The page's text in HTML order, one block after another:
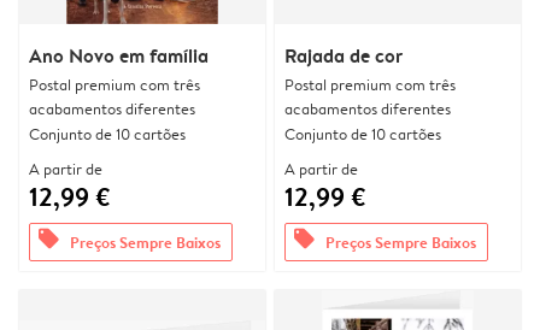
Ano Novo em família
Postal premium com três
acabamentos diferentes
Conjunto de 10 cartões
A partir de
12,99 €
offers Preços Sempre Baixos
Rajada de cor
Postal premium com três
acabamentos diferentes
Conjunto de 10 cartões
A partir de
12,99 €
offers Preços Sempre Baixos